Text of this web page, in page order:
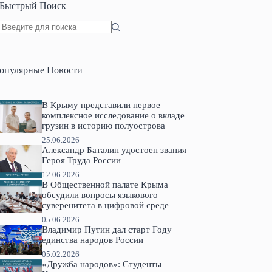
Быстрый Поиск
Новости
В Крыму представили первое
комплексное исследование о вкладе
грузин в историю полуострова
25.06.2026
Александр Баталин удостоен звания
Героя Труда России
12.06.2026
В Общественной палате Крыма
обсудили вопросы языкового
суверенитета в цифровой среде
05.06.2026
Владимир Путин дал старт Году
единства народов России
05.02.2026
«Дружба народов»: Студенты